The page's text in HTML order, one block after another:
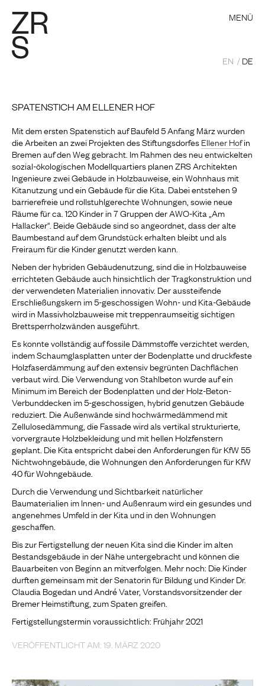
MENÜ
EN DE
SPATENSTICH AM ELLENER HOF
Mit dem ersten Spatenstich auf Baufeld 5 Anfang März wurden
die Arbeiten an zwei Projekten des StiftungsdorfesEllener Hofin
Bremen auf den Weg gebracht. Im Rahmen des neu entwickelten
sozial-ökologischen Modellquartiers planen ZRS Architekten
Ingenieure zwei Gebäude in Holzbauweise, ein Wohnhaus mit
Kitanutzung und ein Gebäude für die Kita. Dabei entstehen 9
barrierefreie und rollstuhlgerechte Wohnungen, sowie neue
Räume für ca. 120 Kinder in 7 Gruppen der AWO-Kita „Am
Hallacker“. Beide Gebäude sind so angeordnet, dass der alte
Baumbestand auf dem Grundstück erhalten bleibt und als
Freiraum für die Kinder genutzt werden kann.
Neben der hybriden Gebäudenutzung, sind die in Holzbauweise
errichteten Gebäude auch hinsichtlich der Tragkonstruktion und
der verwendeten Materialien innovativ. Der aussteifende
Erschließungskern im 5-geschossigen Wohn- und Kita-Gebäude
wird in Massivholzbauweise mit treppenraumseitig sichtigen
Brettsperrholzwänden ausgeführt.
Es konnte vollständig auf fossile Dämmstoffe verzichtet werden,
indem Schaumglasplatten unter der Bodenplatte und druckfeste
Holzfaserdämmung auf den extensiv begrünten Dachflächen
verbaut wird. Die Verwendung von Stahlbeton wurde auf ein
Minimum im Bereich der Bodenplatten und der Holz-Beton-
Verbunddecken im 5-geschossigen, hybrid genutzen Gebäude
reduziert. Die Außenwände sind hochwärmedämmend mit
Zellulosedämmung, die Fassade wird als vertikal strukturierte,
vorvergraute Holzbekleidung und mit hellen Holzfenstern
geplant. Die Kita entspricht dabei den Anforderungen für KfW 55
Nichtwohngebäude, die Wohnungen den Anforderungen für KfW
40 für Wohngebäude.
Durch die Verwendung und Sichtbarkeit natürlicher
Baumaterialien im Innen- und Außenraum wird ein gesundes und
angenehmes Umfeld in der Kita und in den Wohnungen
geschaffen.
Bis zur Fertigstellung der neuen Kita sind die Kinder im alten
Bestandsgebäude in der Nähe untergebracht und können die
Bauarbeiten von Beginn an mitverfolgen. Mehr noch: Die Kinder
durften gemeinsam mit der Senatorin für Bildung und Kinder Dr.
Claudia Bogedan und André Vater, Vorstandsvorsitzender der
Bremer Heimstiftung, zum Spaten greifen.
Fertigstellungstermin voraussichtlich: Frühjahr 2021
VERÖFFENTLICHT AM: 19. MÄRZ 2020